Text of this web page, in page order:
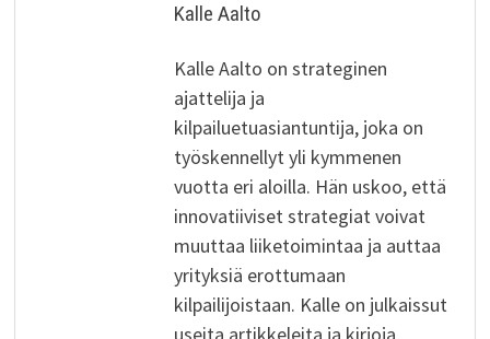
Kalle Aalto
Kalle Aalto on strateginen
ajattelija ja
kilpailuetuasiantuntija, joka on
työskennellyt yli kymmenen
vuotta eri aloilla. Hän uskoo, että
innovatiiviset strategiat voivat
muuttaa liiketoimintaa ja auttaa
yrityksiä erottumaan
kilpailijoistaan. Kalle on julkaissut